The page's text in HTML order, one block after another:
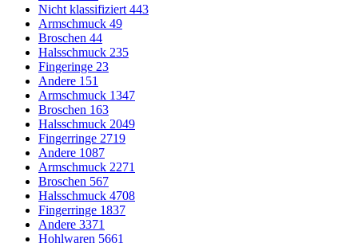
Nicht klassifiziert443
Armschmuck 49
Broschen 44
Halsschmuck 235
Fingeringe 23
Andere 151
Armschmuck 1347
Broschen 163
Halsschmuck 2049
Fingerringe 2719
Andere 1087
Armschmuck 2271
Broschen 567
Halsschmuck 4708
Fingerringe 1837
Andere 3371
Hohlwaren 5661